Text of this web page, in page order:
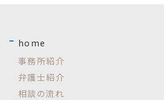
home
事務所紹介
弁護士紹介
相談の流れ